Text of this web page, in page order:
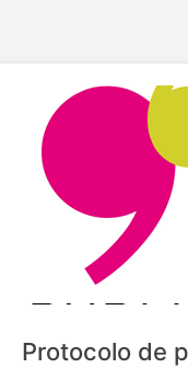
Protocolo de